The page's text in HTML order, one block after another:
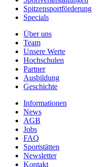
Spitzensportförderung
Specials
Über uns
Team
Unsere Werte
Hochschulen
Partner
Ausbildung
Geschichte
Informationen
News
AGB
Jobs
FAQ
Sportstätten
Newsletter
Kontakt